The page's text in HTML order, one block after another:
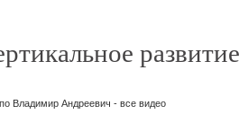
развитие
Владимир Андреевич - все видео